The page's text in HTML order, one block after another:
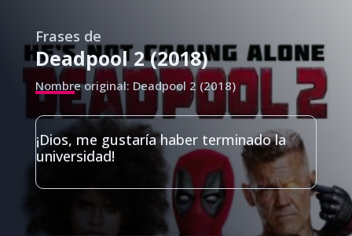
Frases de
Deadpool 2 (2018)
Nombre original: Deadpool 2 (2018)
¡Dios, me gustaría haber terminado la
universidad!